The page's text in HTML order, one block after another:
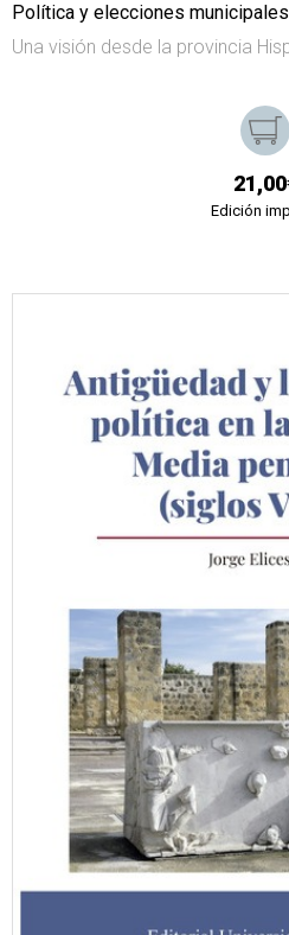
Política y elecciones
Una visión desde la provincia
Edición